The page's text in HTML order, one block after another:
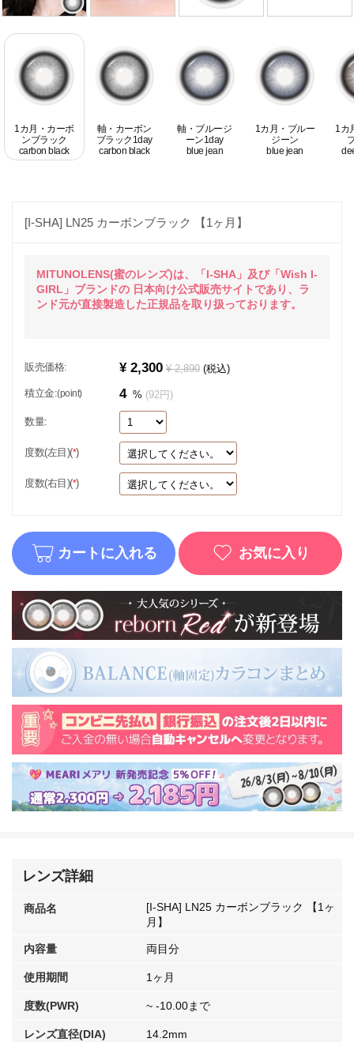
軸・カーボン
ブラック1day
carbon black
軸・ブルージ
ーン1day
blue jean
1カ月・ブルー
ジーン
blue jean
1カ月・カーボ
ンブラック
carbon black
1カ
[I-SHA] LN25 カーボンブラック 【1ヶ月】
MITUNOLENS(蜜のレンズ)は、「I-SHA」及び「Wish I-
GIRL」ブランドの 日本向け公式販売サイトであり、ラ
ンド元が直接製造した正規品を取り扱っております。
販売価格: ¥ 2,300 ¥ 2,890 (税込)
積立金:(point) 4% (92円)
数量:
度数(左目)(*)
度数(右目)(*)
カートに入れる お気に入り
レンズ詳細
商品名
[I-SHA] LN25 カーボンブラック 【1ヶ
月】
内容量 両目分
使用期間 1ヶ月
度数(PWR) ~ -10.00まで
レンズ直径(DIA) 14.2mm